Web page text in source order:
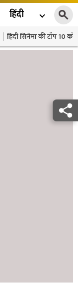
हिंदी
हिंदी सिनेमा की टॉप 10